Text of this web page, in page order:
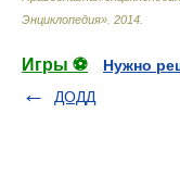
Энциклопедия» 2014
Игры ⚽
Нужно
ДОДД